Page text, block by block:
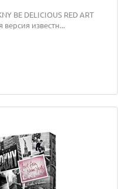
BE DELICIOUS RED ART
известн...